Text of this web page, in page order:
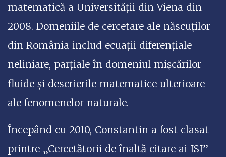
matematică a Universității din Viena din
2008. Domeniile de cercetare ale născuților
din România includ ecuații diferențiale
neliniare, parțiale în domeniul mișcărilor
fluide și descrierile matematice ulterioare
ale fenomenelor naturale.
Începând cu 2010, Constantin a fost clasat
printre „Cercetătorii de înaltă citare ai ISI”